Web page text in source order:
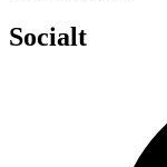
Socialt